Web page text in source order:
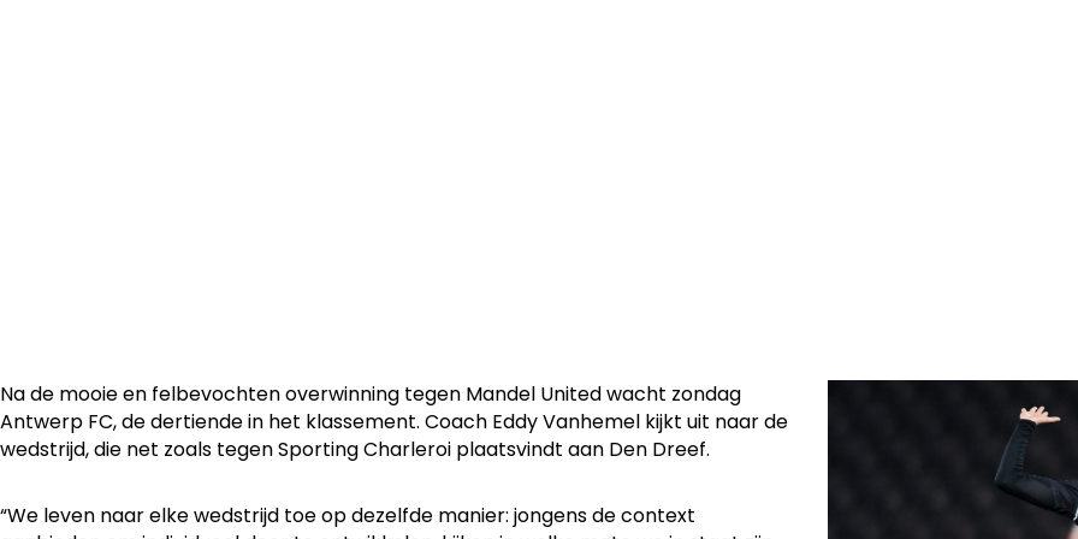
Na de mooie en felbevochten overwinning tegen Mandel United wacht zondag
Antwerp FC, de dertiende in het klassement. Coach Eddy Vanhemel kijkt uit naar de
wedstrijd, die net zoals tegen Sporting Charleroi plaatsvindt aan Den Dreef.
“We leven naar elke wedstrijd toe op dezelfde manier: jongens de context